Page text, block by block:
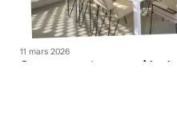
11 mars 2026
Comment aménager un bien